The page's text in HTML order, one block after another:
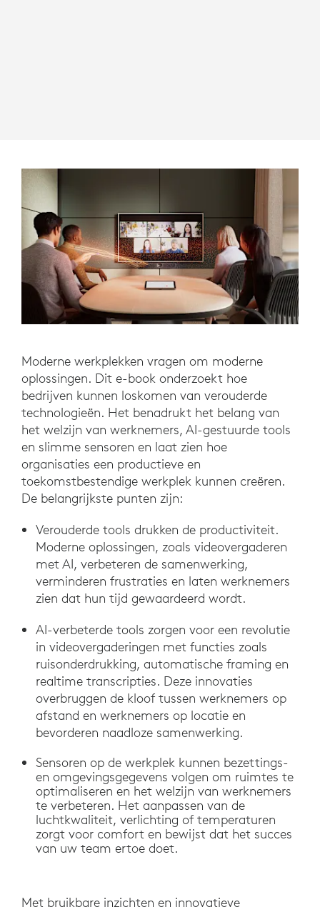
Moderne werkplekken vragen om moderne
oplossingen. Dit e-book onderzoekt hoe
bedrijven kunnen loskomen van verouderde
technologieën. Het benadrukt het belang van
het welzijn van werknemers, AI-gestuurde tools
en slimme sensoren en laat zien hoe
organisaties een productieve en
toekomstbestendige werkplek kunnen creëren.
De belangrijkste punten zijn:
Verouderde tools drukken de productiviteit.
Moderne oplossingen, zoals videovergaderen
met AI, verbeteren de samenwerking,
verminderen frustraties en laten werknemers
zien dat hun tijd gewaardeerd wordt.
AI-verbeterde tools zorgen voor een revolutie
in videovergaderingen met functies zoals
ruisonderdrukking, automatische framing en
realtime transcripties. Deze innovaties
overbruggen de kloof tussen werknemers op
afstand en werknemers op locatie en
bevorderen naadloze samenwerking.
Sensoren op de werkplek kunnen bezettings-
en omgevingsgegevens volgen om ruimtes te
optimaliseren en het welzijn van werknemers
te verbeteren. Het aanpassen van de
luchtkwaliteit, verlichting of temperaturen
zorgt voor comfort en bewijst dat het succes
van uw team ertoe doet.
Met bruikbare inzichten en innovatieve